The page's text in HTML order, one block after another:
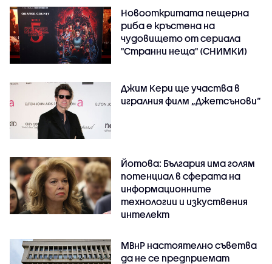
Новооткритата пещерна
риба е кръстена на
чудовището от сериала
"Странни неща" (СНИМКИ)
Джим Кери ще участва в
игралния филм „Джетсънови“
Йотова: България има голям
потенциал в сферата на
информационните
технологии и изкуствения
интелект
МВнР настоятелно съветва
да не се предприемат